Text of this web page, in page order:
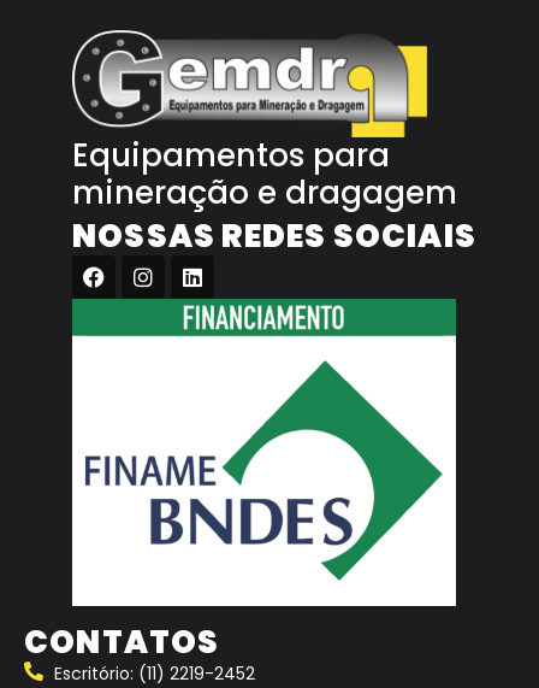
Equipamentos para
mineração e dragagem
NOSSAS REDES SOCIAIS
CONTATOS
Escritório: (11) 2219-2452